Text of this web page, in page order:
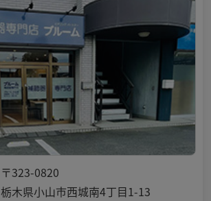
〒323-0820
栃木県小山市西城南4丁目1-13